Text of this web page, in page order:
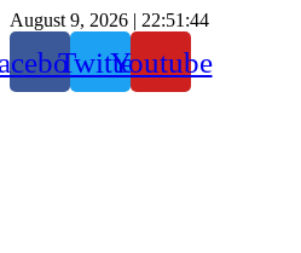
August 9, 2026 | 22:51:45
TwitterYoutube